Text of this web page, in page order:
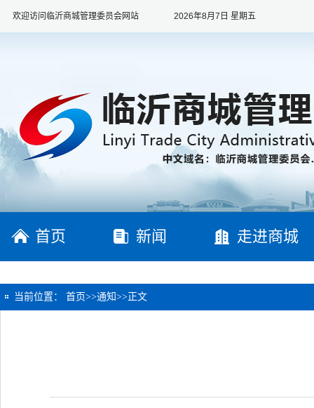
欢迎访问临沂商城管理委员会网站 2026年8月7日 星期五
首页 新闻 走进商城
当前位置： 首页>>通知>>正文